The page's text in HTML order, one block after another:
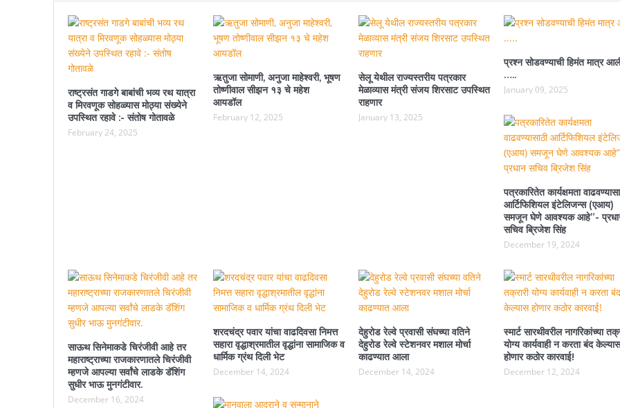
राष्ट्रसंत गाडगे बाबांची भव्य रथ यात्रा
व मिरवणूक सोहळ्यास मोठ्या संख्येने
उपस्थित रहावे :- संतोष गोतावळे
February 24, 2025
ऋतुजा सोमाणी, अनुजा माहेश्वरी, भूषण
तोष्णीवाल सीझन १३ चे महेश
आयडॉल
February 12, 2025
सेलू येथील राज्यस्तरीय पत्रकार
मेळाव्यास मंत्री संजय शिरसाट उपस्थित
राहणार
January 13, 2025
प्रश्न सोडवण्याची हिमंत मात्र
…..
January 09, 2025
पत्रकारितेत कार्यक्षमता
आर्टिफिशियल इंटेलिजन्स (एआय)
समजून घेणे आवश्यक आहे”-
सचिव ब्रिजेश सिंह
December 19, 2024
साऊथ सिनेमाकडे चिरंजीवी आहे तर
महाराष्ट्राच्या राजकारणातले चिरंजीवी
म्हणजे आपल्या सर्वांचे लाडके डॅशिंग
सुधीर भाऊ मुनगंटीवार.
December 16, 2024
शरदचंद्र पवार यांचा वाढदिवसा निमत्त
सहारा वृद्धाश्रमातील वृद्धांना सामाजिक व
धार्मिक ग्रंथ दिली भेट
December 14, 2024
देहुरोड रेल्वे प्रवासी संघच्या वतिने
देहुरोड रेल्वे स्टेशनवर मशाल मोर्चा
काढण्यात आला
December 14, 2024
स्मार्ट सारथीवरील नागरिकांच्या
योग्य कार्यवाही न करता बंद केल्यास
होणार कठोर कारवाई!
December 12, 2024